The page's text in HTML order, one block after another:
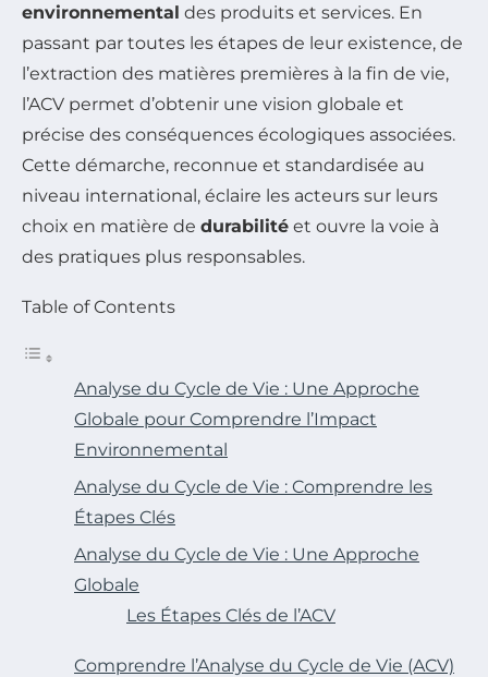
environnemental des produits et services. En
passant par toutes les étapes de leur existence, de
l’extraction des matières premières à la fin de vie,
l’ACV permet d’obtenir une vision globale et
précise des conséquences écologiques associées.
Cette démarche, reconnue et standardisée au
niveau international, éclaire les acteurs sur leurs
choix en matière de durabilité et ouvre la voie à
des pratiques plus responsables.
Table of Contents
Analyse du Cycle de Vie : Une Approche
Globale pour Comprendre l’Impact
Environnemental
Analyse du Cycle de Vie : Comprendre les
Étapes Clés
Analyse du Cycle de Vie : Une Approche
Globale
Les Étapes Clés de l’ACV
Comprendre l’Analyse du Cycle de Vie (ACV)